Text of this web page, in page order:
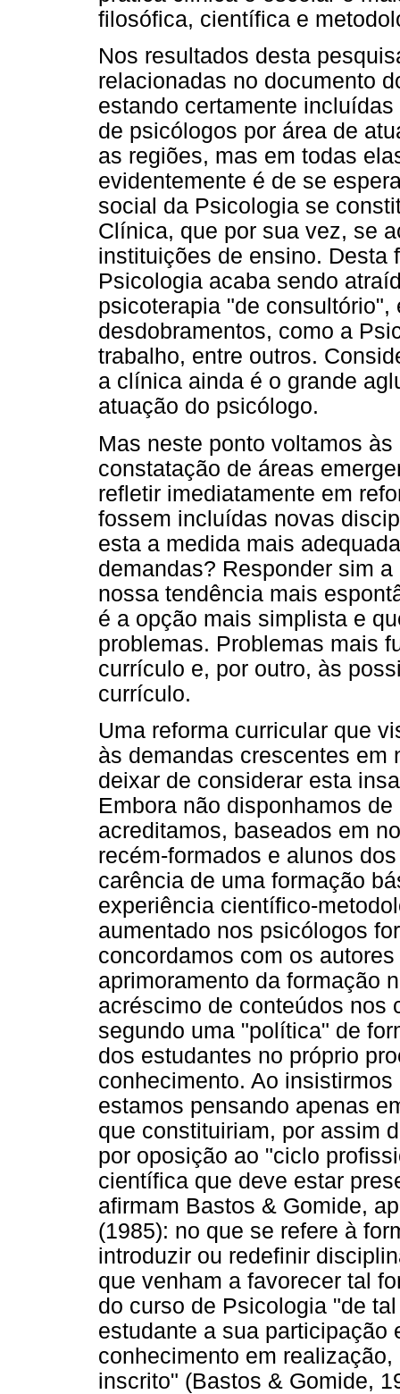
filosófica, científica e
Nos resultados desta
relacionadas no documento
estando certamente
de psicólogos por área de
as regiões, mas em todas
evidentemente é de se
social da Psicologia se
Clínica, que por sua vez, se
instituições de ensino. Desta
Psicologia acaba sendo
psicoterapia "de
desdobramentos, como a
trabalho, entre outros.
a clínica ainda é o grande
atuação do psicólogo.
Mas neste ponto voltamos
constatação de áreas
refletir imediatamente em
fossem incluídas novas
esta a medida mais
demandas? Responder sim
nossa tendência mais
é a opção mais simplista e
problemas. Problemas mais
currículo e, por outro, às
currículo.
Uma reforma curricular que
às demandas crescentes em
deixar de considerar esta
Embora não disponhamos
acreditamos, baseados em
recém-formados e alunos
carência de uma formação
experiência científico-
aumentado nos psicólogos
concordamos com os
aprimoramento da formação
acréscimo de conteúdos nos
segundo uma "política" de
dos estudantes no próprio
conhecimento. Ao
estamos pensando apenas
que constituiriam, por assim
por oposição ao "ciclo
científica que deve estar
afirmam Bastos & Gomide,
(1985): no que se refere à
introduzir ou redefinir
que venham a favorecer tal
do curso de Psicologia "de
estudante a sua participação
conhecimento em
inscrito" (Bastos & Gomide,